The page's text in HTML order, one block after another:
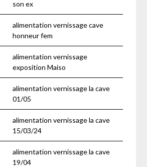
son ex
alimentation vernissage cave
honneur fem
alimentation vernissage
exposition Maiso
alimentation vernissage la cave
01/05
alimentation vernissage la cave
15/03/24
alimentation vernissage la cave
19/04